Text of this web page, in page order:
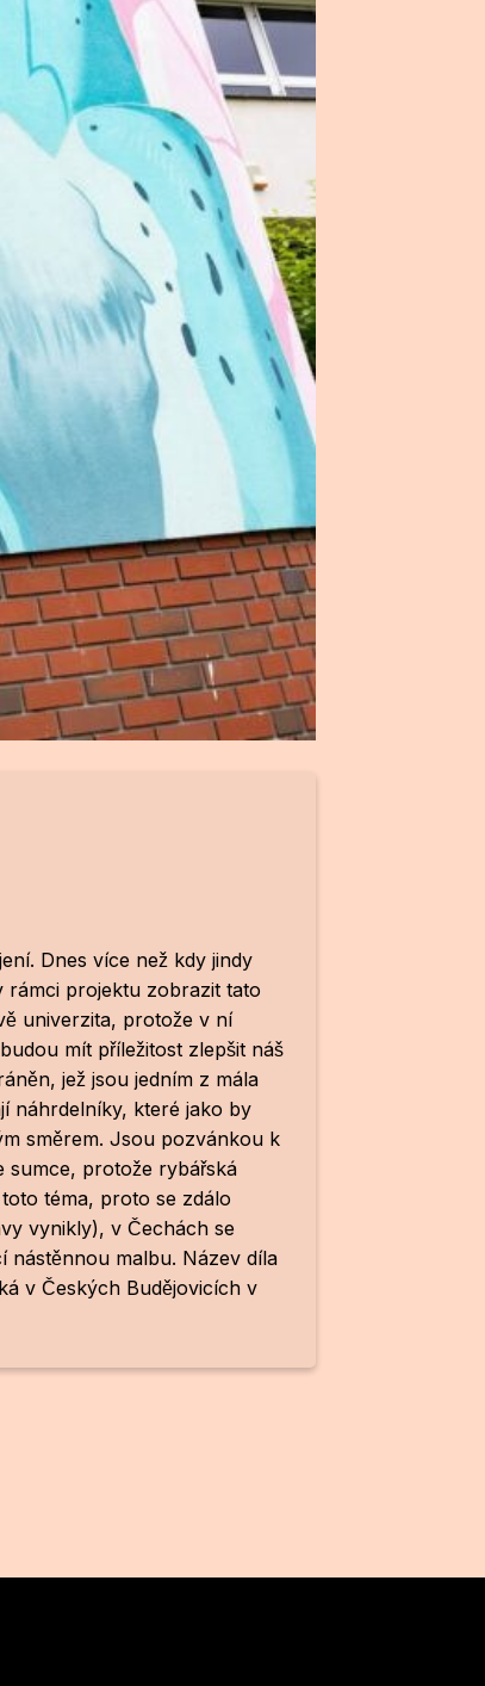
Dnes více než kdy jindy
rámci projektu zobrazit tato
univerzita, protože v ní
mít příležitost zlepšit náš
jež jsou jedním z mála
náhrdelníky, které jako by
směrem. Jsou pozvánkou k
sumce, protože rybářská
téma, proto se zdálo
vynikly), v Čechách se
nástěnnou malbu. Název díla
v Českých Budějovicích v